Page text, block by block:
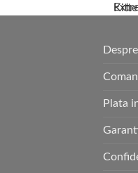
Plata